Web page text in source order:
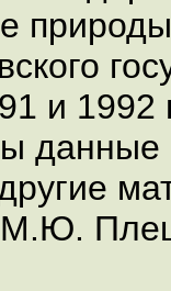
природы
и
М.Ю.